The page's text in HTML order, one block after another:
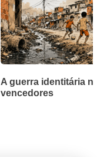
A guerra identitária não
vencedores